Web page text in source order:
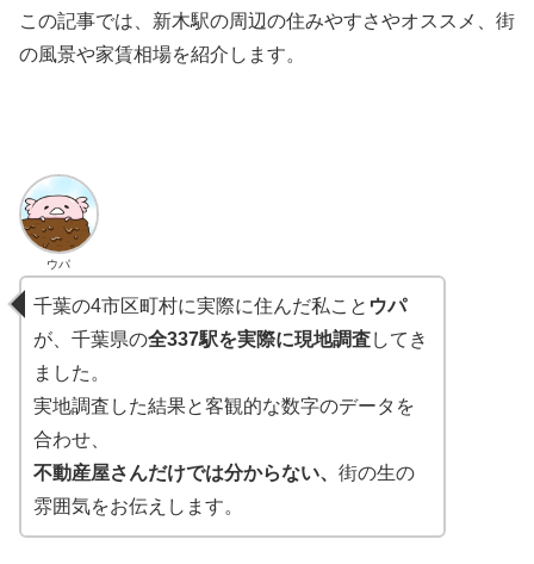
この記事では、新木駅の周辺の住みやすさやオススメ、街
の風景や家賃相場を紹介します。
ウパ
千葉の4市区町村に実際に住んだ私こと ウパ
が、千葉県の全337駅を実際に現地調査してき
ました。
実地調査した結果と客観的な数字のデータを
合わせ、
不動産屋さんだけでは分からない、 街の生の
雰囲気をお伝えします。